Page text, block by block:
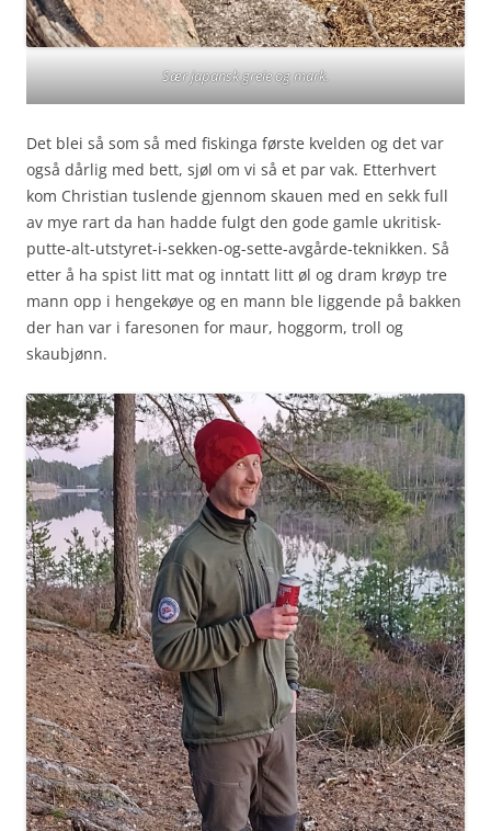
Sær japansk greie og mark.
Det blei så som så med fiskinga første kvelden og det var
også dårlig med bett, sjøl om vi så et par vak. Etterhvert
kom Christian tuslende gjennom skauen med en sekk full
av mye rart da han hadde fulgt den gode gamle ukritisk-
putte-alt-utstyret-i-sekken-og-sette-avgårde-teknikken. Så
etter å ha spist litt mat og inntatt litt øl og dram krøyp tre
mann opp i hengekøye og en mann ble liggende på bakken
der han var i faresonen for maur, hoggorm, troll og
skaubjønn.